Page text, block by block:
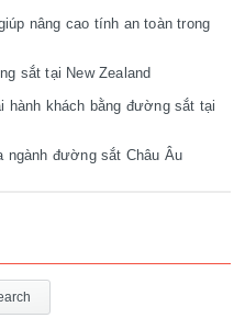
nâng cao tính an toàn trong
sắt tại New Zealand
khách bằng đường sắt tại
ngành đường sắt Châu Âu